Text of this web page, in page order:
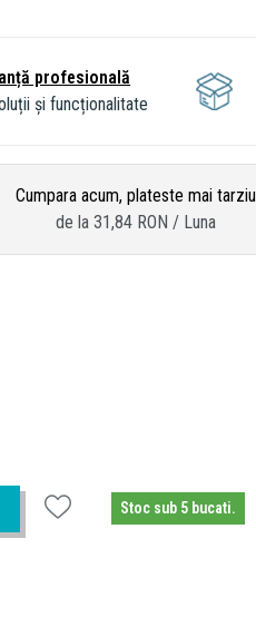
profesională
și funcționalitate
Cumpara acum, plateste mai tarziu
de la 31,84 RON / Luna
Stoc sub 5 bucati.